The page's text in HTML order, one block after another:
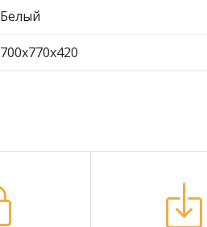
Белый
700х770х420